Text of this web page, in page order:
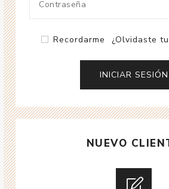
Recordarme ¿Olvidaste
NUEVO